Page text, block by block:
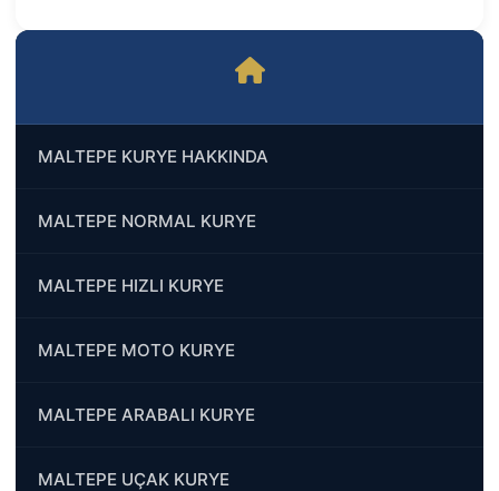
MALTEPE KURYE HAKKINDA
MALTEPE NORMAL KURYE
MALTEPE HIZLI KURYE
MALTEPE MOTO KURYE
MALTEPE ARABALI KURYE
MALTEPE UÇAK KURYE